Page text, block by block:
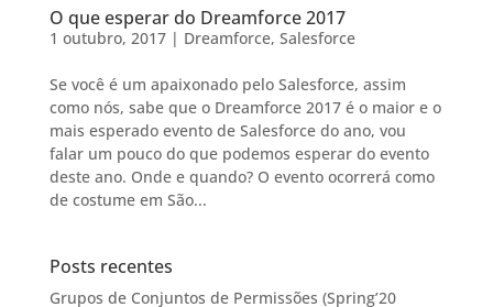
O que esperar do Dreamforce 2017
1 outubro, 2017| Dreamforce, Salesforce
Se você é um apaixonado pelo Salesforce, assim
como nós, sabe que o Dreamforce 2017 é o maior e o
mais esperado evento de Salesforce do ano, vou
falar um pouco do que podemos esperar do evento
deste ano. Onde e quando? O evento ocorrerá como
de costume em São...
Posts recentes
Grupos de Conjuntos de Permissões (Spring’20